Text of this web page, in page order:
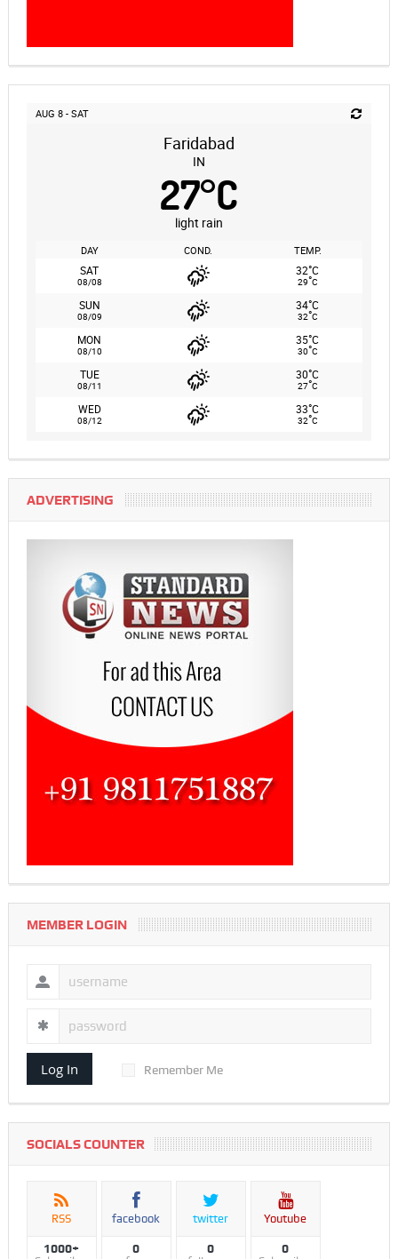
AUG 8 - SAT
Faridabad
IN
27°C
light rain
DAY COND. TEMP.
SAT
08/08
32°C
29°C
SUN
08/09
34°C
32°C
MON
08/10
35°C
30°C
TUE
08/11
30°C
27°C
WED
08/12
33°C
32°C
ADVERTISING
MEMBER LOGIN
Log In Remember Me
SOCIALS COUNTER
RSS
1000+
facebook
0
twitter
0
Youtube
0